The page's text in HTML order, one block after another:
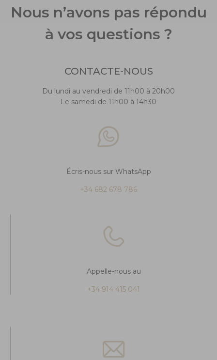
Nous n’avons pas répondu
à vos questions ?
CONTACTE-NOUS
Du lundi au vendredi de 11h00 à 20h00
Le samedi de 11h00 à 14h30
Écris-nous sur WhatsApp
+34 682 678 786
Appelle-nous au
+34 914 415 041